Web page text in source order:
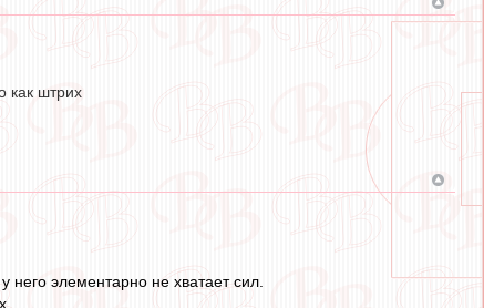
как штрих
него элементарно не хватает сил.